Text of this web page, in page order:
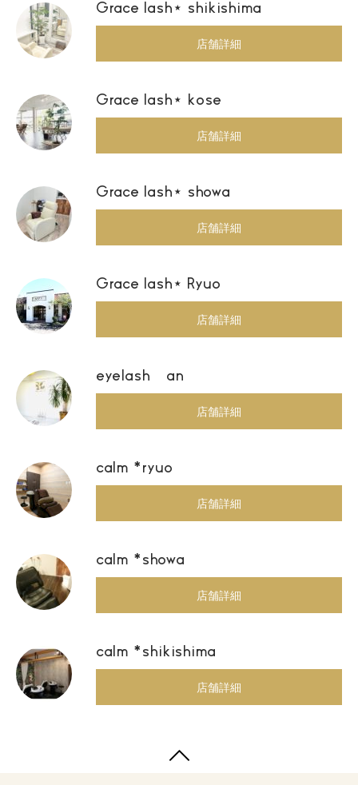
Grace lash⋆ shikishima
店舗詳細
Grace lash⋆ kose
店舗詳細
Grace lash⋆ showa
店舗詳細
Grace lash⋆ Ryuo
店舗詳細
eyelash an
店舗詳細
calm *ryuo
店舗詳細
calm *showa
店舗詳細
calm *shikishima
店舗詳細